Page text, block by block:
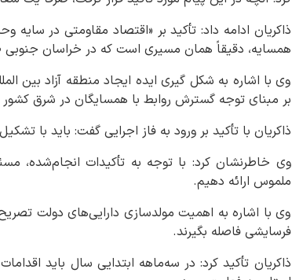
ذاکریان ادامه داد: تأکید بر «اقتصاد مقاومتی در
همسایه، دقیقاً همان مسیری است که در خراسان
وی با اشاره به شکل گیری ایده ایجاد منطقه آزاد بین
بر مبنای توجه گسترش روابط با همسایگان در شرق
ذاکریان با تأکید بر ورود به فاز اجرایی گفت: باید با
ملموس ارائه دهیم.
وی با اشاره به اهمیت مولدسازی دارایی‌های دولت
فرسایشی فاصله بگیرند.
ذاکریان تأکید کرد: در سه‌ماهه ابتدایی سال باید